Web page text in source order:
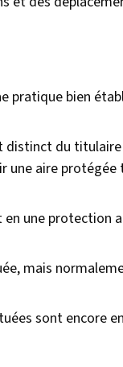
pratique bien
du
une aire
une protection
mais
sont encore